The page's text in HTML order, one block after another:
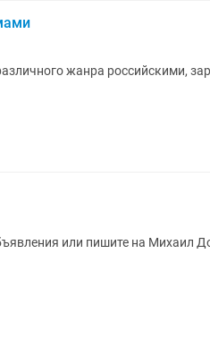
жанра российскими,
или пишите на Михаил